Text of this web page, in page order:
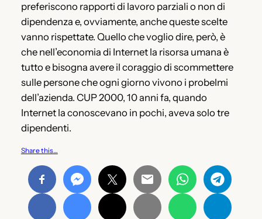
preferiscono rapporti di lavoro parziali o non di
dipendenza e, ovviamente, anche queste scelte
vanno rispettate. Quello che voglio dire, però, è
che nell’economia di Internet la risorsa umana è
tutto e bisogna avere il coraggio di scommettere
sulle persone che ogni giorno vivono i probelmi
dell’azienda. CUP 2000, 10 anni fa, quando
Internet la conoscevano in pochi, aveva solo tre
dipendenti.
Share this…